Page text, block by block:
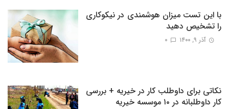
با این تست میزان هوشمندی در نیکوکاری
را تشخیص دهید
آذر ۹, ۱۴۰۰ 0
نکاتی برای داوطلب کار در خیریه + بررسی
کار داوطلبانه در ۱۰ موسسه خیریه